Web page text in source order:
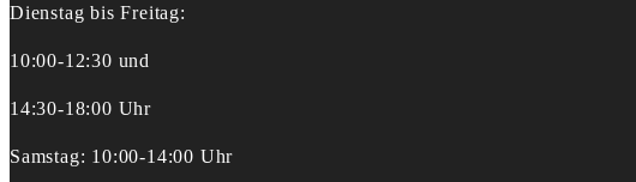
Dienstag bis Freitag:
10:00-12:30 und
14:30-18:00 Uhr
Samstag: 10:00-14:00 Uhr